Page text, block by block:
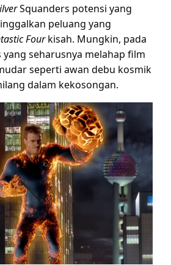
Squanders potensi yang
peluang yang
Fourkisah. Mungkin, pada
yang seharusnya melahap film
seperti awan debu kosmik
dalam kekosongan.